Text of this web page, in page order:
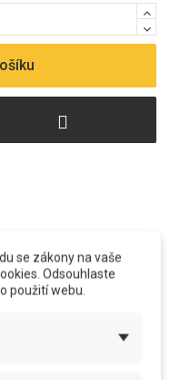
Od potisku, stříhání, šití
se zákony na vaše
Odsouhlaste
použití webu.